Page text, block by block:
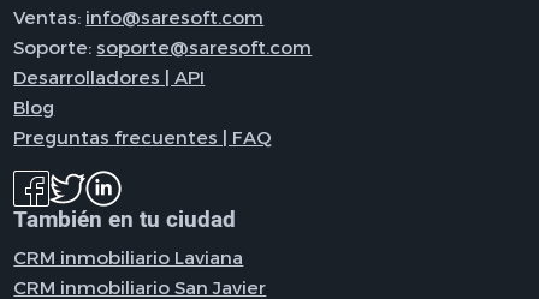
Ventas: info@saresoft.com
Soporte:soporte@saresoft.com
Desarrolladores | API
Blog
Preguntas frecuentes | FAQ
También en tu ciudad
CRM inmobiliario Laviana
CRM inmobiliario San Javier